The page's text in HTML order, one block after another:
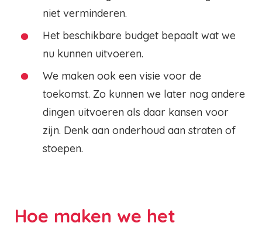
niet verminderen.
Het beschikbare budget bepaalt wat we
nu kunnen uitvoeren.
We maken ook een visie voor de
toekomst. Zo kunnen we later nog andere
dingen uitvoeren als daar kansen voor
zijn. Denk aan onderhoud aan straten of
stoepen.
Hoe maken we het